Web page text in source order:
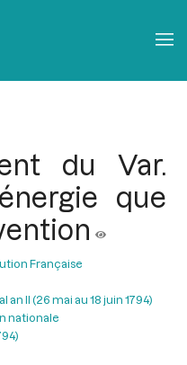
du Var.
que
Française
an II (26 mai au 18 juin 1794)
nationale